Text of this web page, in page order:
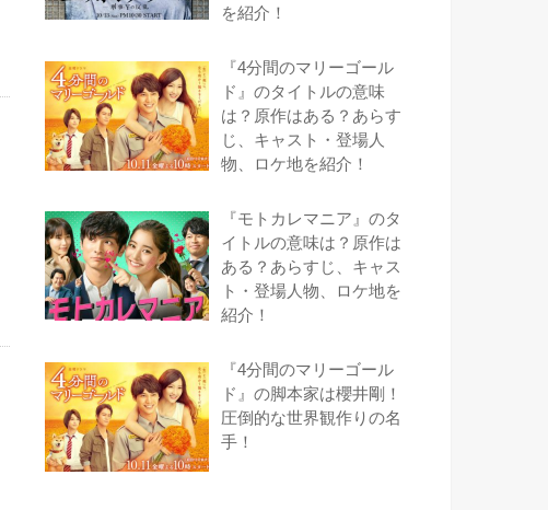
を紹介！
『4分間のマリーゴール
ド』のタイトルの意味
は？原作はある？あらす
じ、キャスト・登場人
物、ロケ地を紹介！
『モトカレマニア』のタ
イトルの意味は？原作は
ある？あらすじ、キャス
ト・登場人物、ロケ地を
紹介！
『4分間のマリーゴール
ド』の脚本家は櫻井剛！
圧倒的な世界観作りの名
手！